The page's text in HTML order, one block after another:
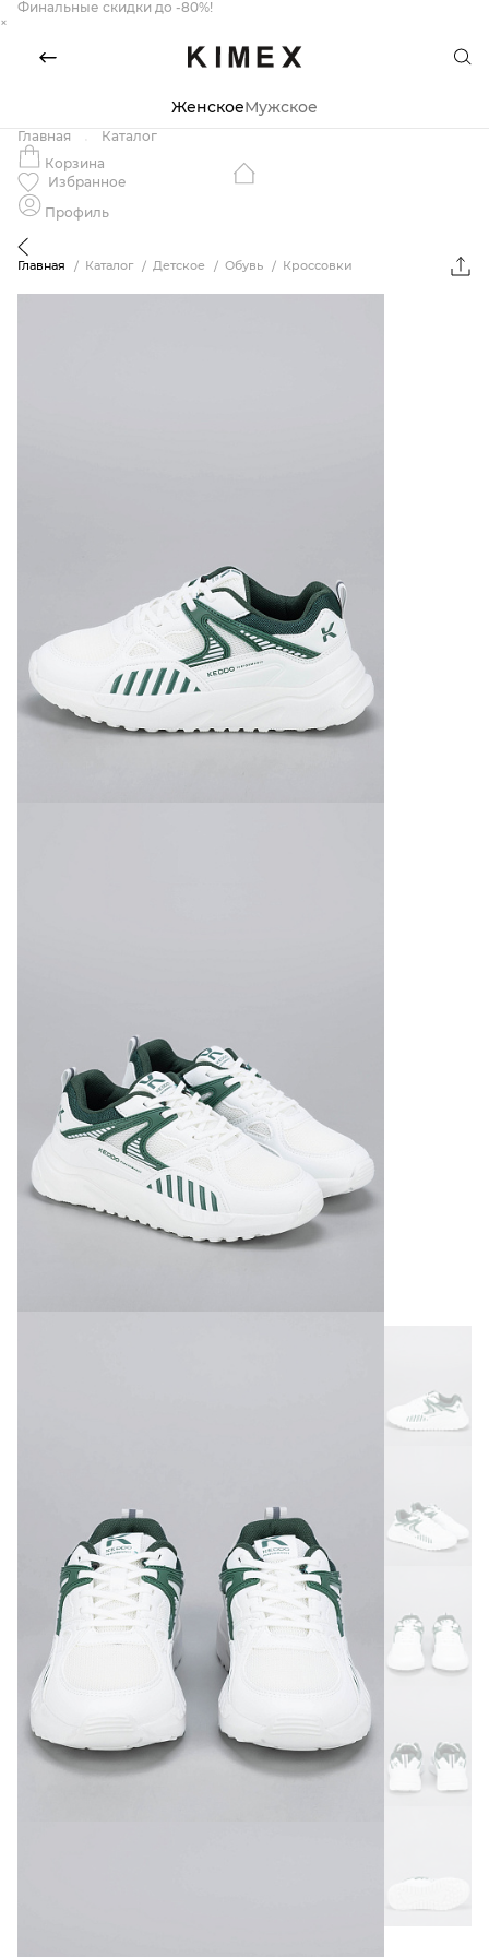
Финальные скидки до -80%!
×
ЖенскоеМужское
Главная
Каталог
Корзина
Избранное
Профиль
Главная Каталог Детское Обувь Кроссовки